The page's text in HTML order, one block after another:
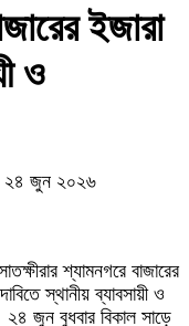
ইজারা
ও
২৪ জুন ২০২৬
শ্যামনগরে বাজারের
স্থানীয় ব্যাবসায়ী ও
২৪ জুন বুধবার বিকাল সাড়ে